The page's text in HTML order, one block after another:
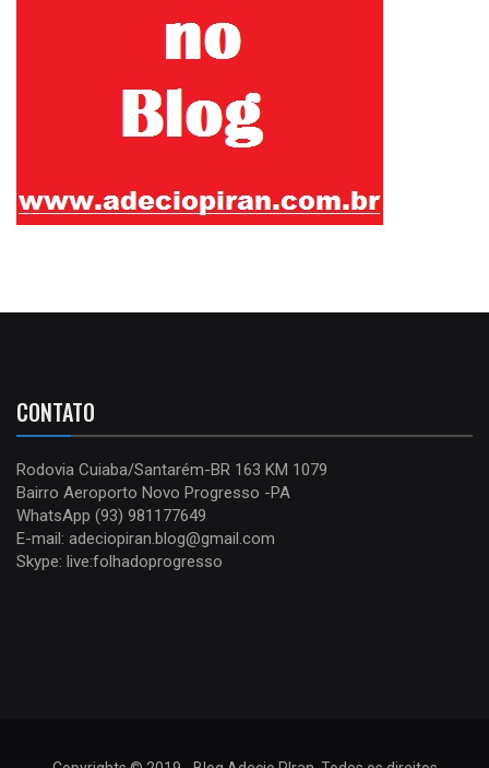
CONTATO
Rodovia Cuiaba/Santarém-BR 163 KM 1079
Bairro Aeroporto Novo Progresso -PA
WhatsApp (93) 981177649
E-mail: adeciopiran.blog@gmail.com
Skype: live:folhadoprogresso